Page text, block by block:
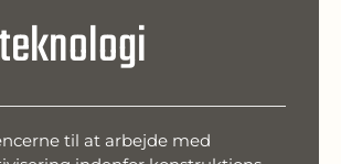
til at arbejde med